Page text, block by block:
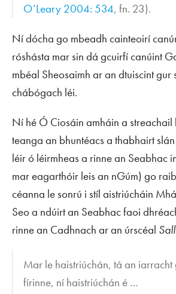
O’Leary 2004: 534, fn. 23).
Ní dócha go mbeadh cainteoirí
róshásta mar sin dá gcuirfí canúint
mbéal Sheosaimh ar an dtuiscint gur
chábógach léi.
Ní hé Ó Ciosáin amháin a streachail
teanga an bhuntéacs a thabhairt
léir ó léirmheas a rinne an Seabhac
mar eagarthóir leis an nGúm) go
céanna le sonrú i stíl aistriúcháin
Seo a ndúirt an Seabhac faoi
rinne an Cadhnach ar an úrscéal
Mar le haistriúchán, tá an iarracht
fírinne, ní haistriúchán é …